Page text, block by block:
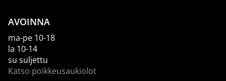
AVOINNA
ma-pe 10-18
la 10-14
su suljettu
Katso poikkeusaukiolot